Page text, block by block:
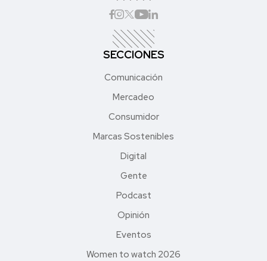
SECCIONES
Comunicación
Mercadeo
Consumidor
Marcas Sostenibles
Digital
Gente
Podcast
Opinión
Eventos
Women to watch 2026